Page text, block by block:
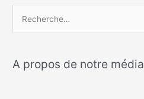
hA propos de notre média